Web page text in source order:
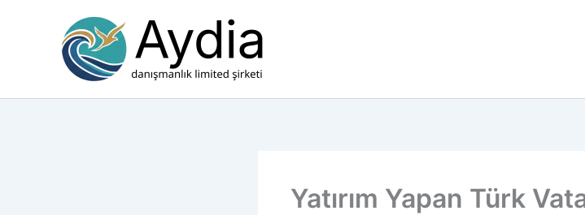
Yatırım Yapan Türk